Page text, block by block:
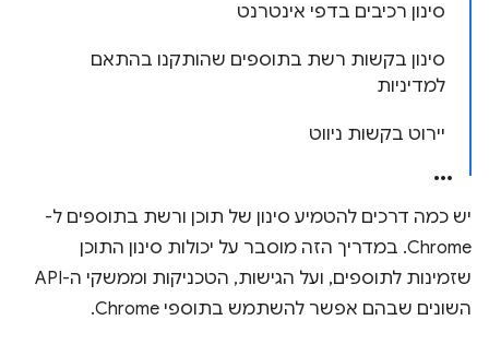
סינון רכיבים בדפי אינטרנט
סינון בקשות רשת בתוספים שהותקנו בהתאם
למדיניות
יירוט בקשות ניווט
יש כמה דרכים להטמיע סינון של תוכן ורשת בתוספים ל-
Chrome. במדריך הזה מוסבר על יכולות סינון התוכן
שזמינות לתוספים, ועל הגישות, הטכניקות וממשקי ה-API
השונים שבהם אפשר להשתמש בתוספי Chrome.